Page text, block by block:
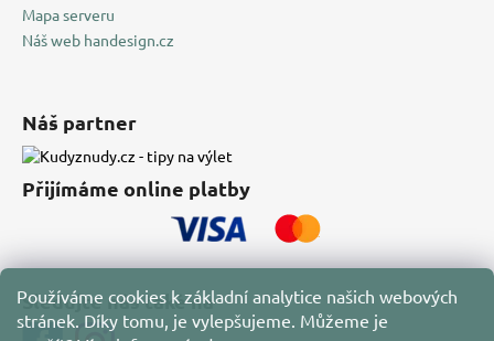
Používáme cookies k základní analytice našich webových
stránek. Díky tomu, je vylepšujeme. Můžeme je
Mapa serveru
Náš web handesign.cz
Náš partner
Přijímáme online platby
Sledujte nás také na